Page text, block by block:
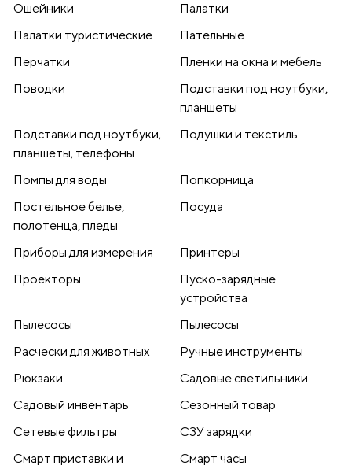
Ошейники
Палатки
Палатки туристические
Пательные
Перчатки
Пленки на окна и мебель
Поводки
Подставки под ноутбуки,
планшеты
Подставки под ноутбуки,
планшеты, телефоны
Подушки и текстиль
Помпы для воды
Попкорница
Постельное белье,
полотенца, пледы
Посуда
Приборы для измерения
Принтеры
Проекторы
Пуско-зарядные
устройства
Пылесосы
Пылесосы
Расчески для животных
Ручные инструменты
Рюкзаки
Садовые светильники
Садовый инвентарь
Сезонный товар
Сетевые фильтры
СЗУ зарядки
Смарт приставки и
Смарт часы